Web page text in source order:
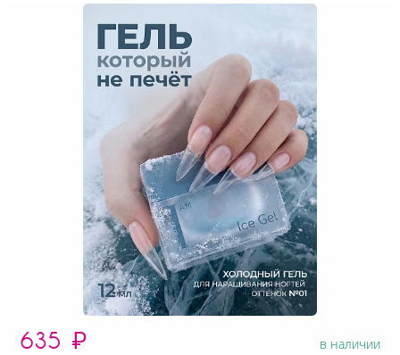
635 ₽ в наличии